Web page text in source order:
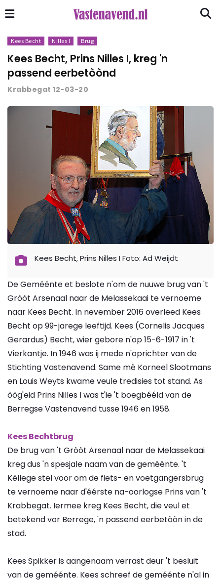
Kees Becht Nilles I Brug
Kees Becht, Prins Nilles I, kreg 'n
passend eerbetòònd
Krabbegat 12-03-20
Kees Becht, Prins Nilles I Foto: Ad Weijdt
De Geméénte et beslote n'om de nuuwe brug van 't
Gròòt Arsenaal naar de Melassekaai te vernoeme
naar Kees Becht. In nevember 2016 overleed Kees
Becht op 99-jarege leeftijd. Kees (Cornelis Jacques
Gerardus) Becht, wier gebore n'op 15-6-1917 in 't
Vierkantje. In 1946 was ij mede n'oprichter van de
Stichting Vastenavend. Same mè Korneel Slootmans
en Louis Weyts kwame veule tredisies tot stand. As
òòg'eid Prins Nilles I was t'ie 't boegbééld van de
Berregse Vastenavend tusse 1946 en 1958.
Kees Bechtbrug
De brug van 't Gròòt Arsenaal naar de Melassekaai
kreg dus 'n spesjale naam van de geméénte. 't
Kèllege stel voor om de fiets- en voetgangersbrug
te vernoeme naar d'éérste na-oorlogse Prins van 't
Krabbegat. Iermee kreg Kees Becht, die veul et
betekend vor Berrege, 'n passend eerbetòòn in de
stad.
Kees Spikker is aangenaam verrast deur 't besluit
van de geméénte. Kees schreef de geméénte n'al in